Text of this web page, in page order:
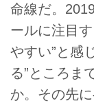
命線だ。
ールに注目
やすい”と感
る”ところま
か。その先